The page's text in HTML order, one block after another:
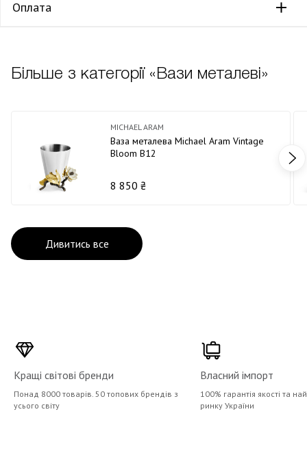
Оплата
Більше з категорії «Вази металеві»
MICHAEL ARAM
Ваза металева Michael Aram Vintage
Bloom В12
8 850 ₴
Дивитись все
Кращі світові бренди
Понад 8000 товарів. 50 топових брендів з
усього світу
Власний імпорт
100% гарантія якості та
ринку України